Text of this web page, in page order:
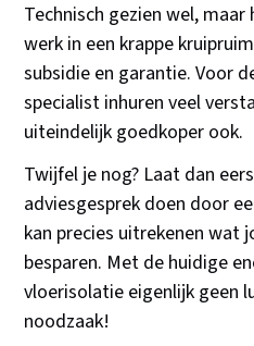
Technisch gezien wel,
werk in een krappe
subsidie en garantie. Voor
specialist inhuren veel
uiteindelijk goedkoper ook.
Twijfel je nog? Laat dan
adviesgesprek doen door
kan precies uitrekenen wat
besparen. Met de huidige
vloerisolatie eigenlijk geen
noodzaak!